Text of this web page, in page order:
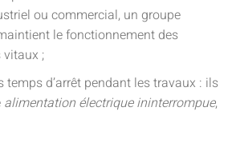
ou commercial, un groupe
le fonctionnement des
;
temps d’arrêt pendant les travaux : ils
alimentation électrique ininterrompue,